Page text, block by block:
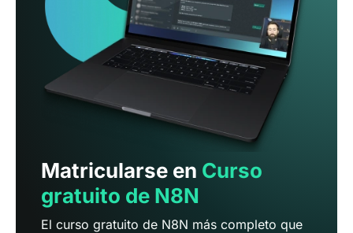
Matricularse en Curso
gratuito de N8N
El curso gratuito de N8N más completo que